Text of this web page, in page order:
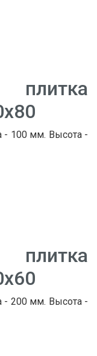
- 100 мм. Высота -
- 200 мм. Высота -